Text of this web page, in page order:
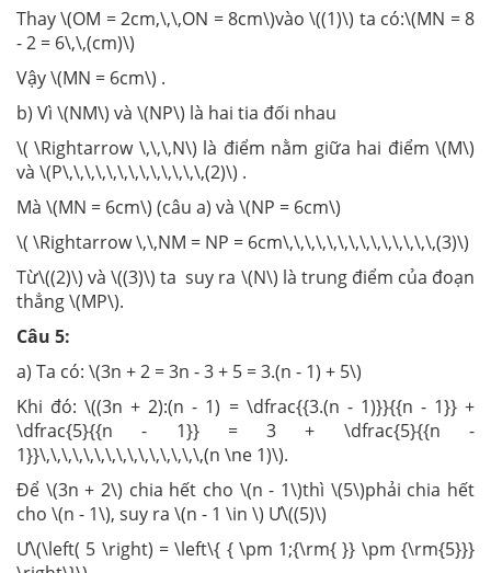
Thay \(OM = 2cm,\,\,ON = 8cm\)vào \((1)\) ta có:\(MN = 8
- 2 = 6\,\,(cm)\)
Vậy \(MN = 6cm\) .
b) Vì \(NM\) và \(NP\) là hai tia đối nhau
\( \Rightarrow \,\,\,N\) là điểm nằm giữa hai điểm \(M\)
và \(P\,\,\,\,\,\,\,\,\,\,\,\,\,(2)\) .
Mà \(MN = 6cm\) (câu a) và \(NP = 6cm\)
\( \Rightarrow \,\,NM = NP = 6cm\,\,\,\,\,\,\,\,\,\,\,\,\,\,(3)\)
Từ\((2)\) và \((3)\) ta suy ra \(N\) là trung điểm của đoạn
thẳng \(MP\).
Câu 5:
a) Ta có: \(3n + 2 = 3n - 3 + 5 = 3.(n - 1) + 5\)
Khi đó: \((3n + 2):(n - 1) = \dfrac{{3.(n - 1)}}{{n - 1}} +
\dfrac{5}{{n - 1}} = 3 + \dfrac{5}{{n -
1}}\,\,\,\,\,\,\,\,\,\,\,\,\,\,\,(n \ne 1)\).
Để \(3n + 2\) chia hết cho \(n - 1\)thì \(5\)phải chia hết
cho \(n - 1\), suy ra \(n - 1 \in \) Ư\((5)\)
Ư\(\left( 5 \right) = \left\{ { \pm 1;{\rm{ }} \pm {\rm{5}}}